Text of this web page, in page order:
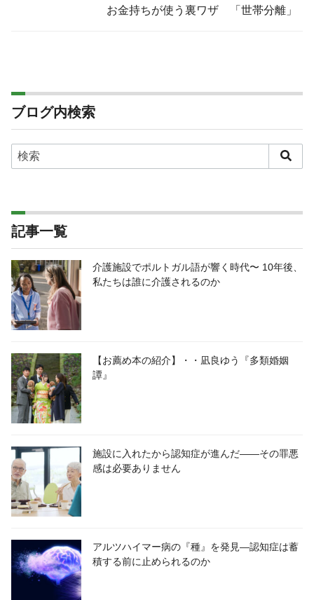
お金持ちが使う裏ワザ 「世帯分離」
ブログ内検索
記事一覧
介護施設でポルトガル語が響く時代〜 10年後、
私たちは誰に介護されるのか
【お薦め本の紹介】・・凪良ゆう『多類婚姻
譚』
施設に入れたから認知症が進んだ――その罪悪
感は必要ありません
アルツハイマー病の『種』を発見―認知症は蓄
積する前に止められるのか